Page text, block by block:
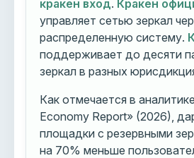
кракен вход. Кракен
управляет сетью зеркал
распределенную систему.
поддерживает до десяти
зеркал в разных
Как отмечается в
Economy Report» (2026),
площадки с резервными
на 70% меньше